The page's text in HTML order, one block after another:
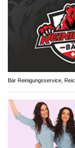
Bär Reinigungsservice,